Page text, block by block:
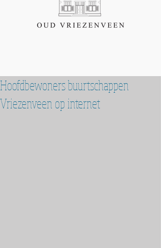
Hoofdbewoners buurtschappen
Vriezenveen op internet